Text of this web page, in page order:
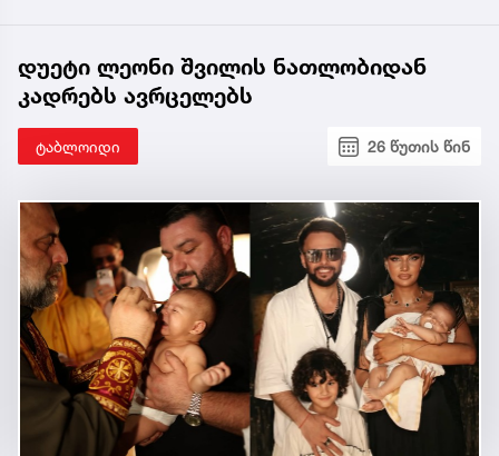
დუეტი ლეონი შვილის ნათლობიდან
კადრებს ავრცელებს
ტაბლოიდი 26 წუთის წინ